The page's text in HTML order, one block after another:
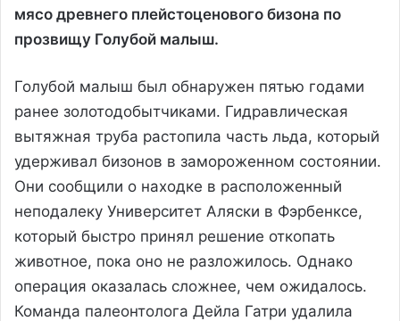
мясо древнего плейстоценового бизона по
прозвищу Голубой малыш.
Голубой малыш был обнаружен пятью годами
ранее золотодобытчиками. Гидравлическая
вытяжная труба растопила часть льда, который
удерживал бизонов в замороженном состоянии.
Они сообщили о находке в расположенный
неподалеку Университет Аляски в Фэрбенксе,
который быстро принял решение откопать
животное, пока оно не разложилось. Однако
операция оказалась сложнее, чем ожидалось.
Команда палеонтолога Дейла Гатри удалила